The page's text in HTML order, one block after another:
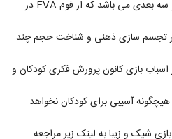
این اسباب بازی یک پازل حجمی و سه بعدی می باشد که از فوم EVA در
تجسم سازی ذهنی و شناخت حجم چند
اسباب بازی کانون پرورش فکری کودکان و
آسیبی برای کودکان نخواهد
شیک و زیبا به لینک زیر مراجعه